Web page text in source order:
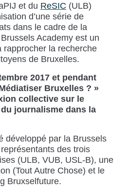
et du ReSIC (ULB)
d’une série de
dans le cadre de la
Brussels Academy est un
rapprocher la recherche
de Bruxelles.
2017 et pendant
Bruxelles ? »
collective sur le
journalisme dans la
développé par la Brussels
des trois
(ULB, VUB, USL-B), une
(Tout Autre Chose) et le
Bruxselfuture.